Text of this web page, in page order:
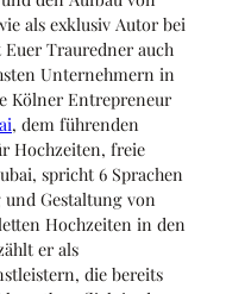
als exklusiv Autor bei
Trauredner auch
Unternehmern in
Kölner Entrepreneur
, dem führenden
Hochzeiten, freie
spricht 6 Sprachen
Gestaltung von
Hochzeiten in den
er als
die bereits